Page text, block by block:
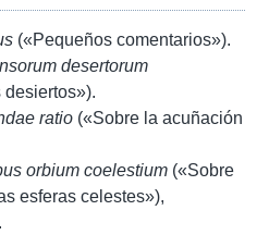
(«Pequeños comentarios»).
desertorum
ratio («Sobre la acuñación
orbium coelestium («Sobre
esferas celestes»),